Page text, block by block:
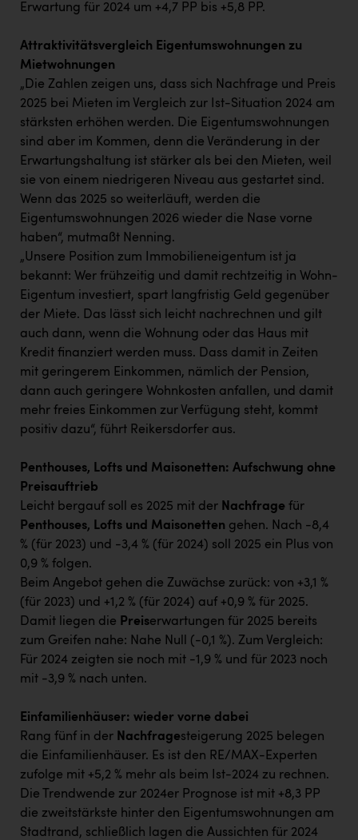
Erwartung für 2024 um +4,7 PP bis +5,8 PP.
Attraktivitätsvergleich Eigentumswohnungen zu
Mietwohnungen
„Die Zahlen zeigen uns, dass sich Nachfrage und Preis
2025 bei Mieten im Vergleich zur Ist-Situation 2024 am
stärksten erhöhen werden. Die Eigentumswohnungen
sind aber im Kommen, denn die Veränderung in der
Erwartungshaltung ist stärker als bei den Mieten, weil
sie von einem niedrigeren Niveau aus gestartet sind.
Wenn das 2025 so weiterläuft, werden die
Eigentumswohnungen 2026 wieder die Nase vorne
haben“, mutmaßt Nenning.
„Unsere Position zum Immobilieneigentum ist ja
bekannt: Wer frühzeitig und damit rechtzeitig in Wohn-
Eigentum investiert, spart langfristig Geld gegenüber
der Miete. Das lässt sich leicht nachrechnen und gilt
auch dann, wenn die Wohnung oder das Haus mit
Kredit finanziert werden muss. Dass damit in Zeiten
mit geringerem Einkommen, nämlich der Pension,
dann auch geringere Wohnkosten anfallen, und damit
mehr freies Einkommen zur Verfügung steht, kommt
positiv dazu“, führt Reikersdorfer aus.
Penthouses, Lofts und Maisonetten: Aufschwung ohne
Preisauftrieb
Leicht bergauf soll es 2025 mit der Nachfrage für
Penthouses, Lofts und Maisonetten gehen. Nach -8,4
% (für 2023) und -3,4 % (für 2024) soll 2025 ein Plus von
0,9 % folgen.
Beim Angebot gehen die Zuwächse zurück: von +3,1 %
(für 2023) und +1,2 % (für 2024) auf +0,9 % für 2025.
Damit liegen die Preiserwartungen für 2025 bereits
zum Greifen nahe: Nahe Null (-0,1 %). Zum Vergleich:
Für 2024 zeigten sie noch mit -1,9 % und für 2023 noch
mit -3,9 % nach unten.
Einfamilienhäuser: wieder vorne dabei
Rang fünf in der Nachfragesteigerung 2025 belegen
die Einfamilienhäuser. Es ist den RE/MAX-Experten
zufolge mit +5,2 % mehr als beim Ist-2024 zu rechnen.
Die Trendwende zur 2024er Prognose ist mit +8,3 PP
die zweitstärkste hinter den Eigentumswohnungen am
Stadtrand, schließlich lagen die Aussichten für 2024